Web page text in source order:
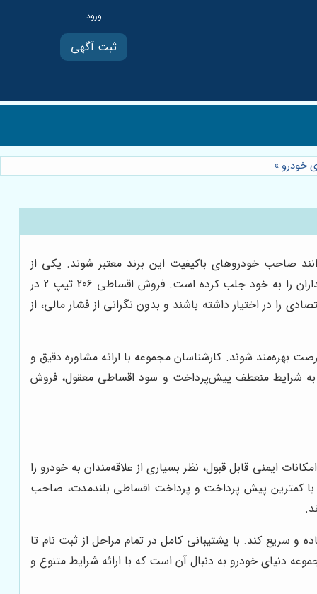
ثبت آگهی
»
صاحب خودروهای باکیفیت این برند معتبر شوند. یکی از
محبوب‌ترین مدل‌ها در این طرح فروش اقساطی 206 تیپ 2 است که به دلیل امکانات مناسب و قیمت رقابتی، توجه بسیاری از خریداران را به خود جلب کرده است. فروش اقساطی 206 تیپ 2 در
را در اختیار داشته باشند و بدون نگرانی از فشار مالی، از
بهره‌مند شوند. کارشناسان مجموعه با ارائه مشاوره دقیق و
به شرایط منعطف پیش‌پرداخت و سود اقساطی معقول، فروش
ایمنی قابل قبول، نظر بسیاری از علاقه‌مندان به خودرو را
می‌توانند با کمترین پیش پرداخت و پرداخت اقساطی بلندمدت، صاحب
سریع کند. با پشتیبانی کامل در تمام مراحل از ثبت نام تا
طرح جذب می‌شوند. مجموعه دنیای خودرو به دنبال آن است که با ارائه شرایط متنوع و